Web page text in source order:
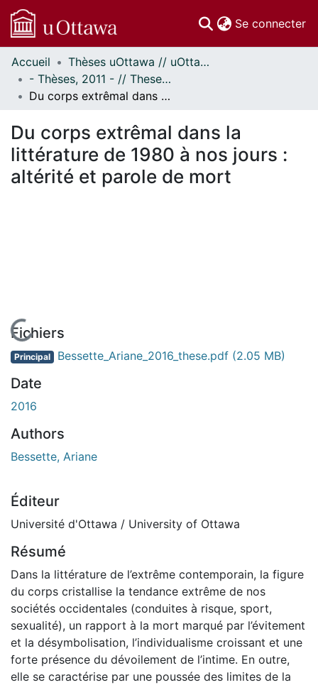
Se connecter
Communautés
et collections
Parcourir
À propos
Accueil
Thèses uOttawa // uOttawa Theses
- Thèses, 2011 - // Theses, 2011 -
Du corps extrêmal dans la littérature de 1980 à nos jours : altérité et parole de mort
Du corps extrêmal dans la
littérature de 1980 à nos jours :
altérité et parole de mort
En cours de chargement...
Fichiers
Principal Bessette_Ariane_2016_these.pdf (2.05 MB)
Date
2016
Authors
Bessette, Ariane
Éditeur
Université d'Ottawa / University of Ottawa
Résumé
Dans la littérature de l’extrême contemporain, la figure
du corps cristallise la tendance extrême de nos
sociétés occidentales (conduites à risque, sport,
sexualité), un rapport à la mort marqué par l’évitement
et la désymbolisation, l’individualisme croissant et une
forte présence du dévoilement de l’intime. En outre,
elle se caractérise par une poussée des limites de la